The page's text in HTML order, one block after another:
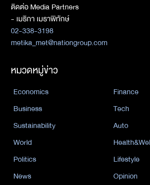
ติดต่อ Media Partners
- เมธิกา เมธาพิทักษ์
02-338-3198
metika_met@nationgroup.com
หมวดหมู่ข่าว
Economics
Finance
Business
Tech
Sustainability
Auto
World
Politics
Lifestyle
News
Opinion